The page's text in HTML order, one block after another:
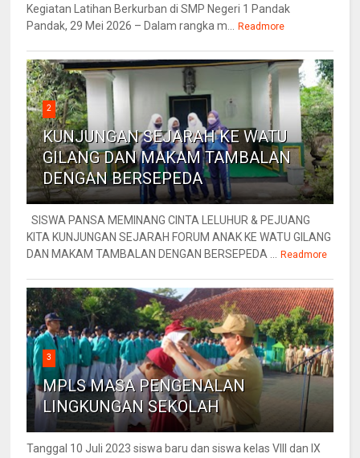
Kegiatan Latihan Berkurban di SMP Negeri 1 Pandak
Pandak, 29 Mei 2026 – Dalam rangka m... Readmore
2
KUNJUNGAN SEJARAH KE WATU
GILANG DAN MAKAM TAMBALAN
DENGAN BERSEPEDA
SISWA PANSA MEMINANG CINTA LELUHUR & PEJUANG
KITA KUNJUNGAN SEJARAH FORUM ANAK KE WATU GILANG
DAN MAKAM TAMBALAN DENGAN BERSEPEDA ... Readmore
3
MPLS MASA PENGENALAN
LINGKUNGAN SEKOLAH
Tanggal 10 Juli 2023 siswa baru dan siswa kelas VIII dan IX